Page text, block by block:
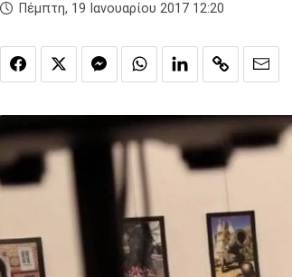
Πέμπτη, 19 Ιανουαρίου 2017 12:20